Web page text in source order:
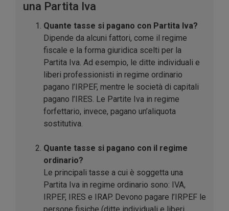
una Partita Iva
Quante tasse si pagano con Partita Iva?
Dipende da alcuni fattori, come il regime
fiscale e la forma giuridica scelti per la
Partita Iva. Ad esempio, le ditte individuali e
liberi professionisti in regime ordinario
pagano l’IRPEF, mentre le società di capitali
pagano l’IRES. Le Partite Iva in regime
forfettario, invece, pagano un’aliquota
sostitutiva.
Quante tasse si pagano con il regime
ordinario?
Le principali tasse a cui è soggetta una
Partita Iva in regime ordinario sono: IVA,
IRPEF, IRES e IRAP. Devono pagare l’IRPEF le